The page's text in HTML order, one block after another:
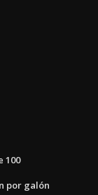
100
por galón